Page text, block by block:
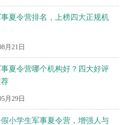
事夏令营排名，上榜四大正规机
月21日
事夏令营哪个机构好？四大好评
月29日
假小学生军事夏令营，增强人与